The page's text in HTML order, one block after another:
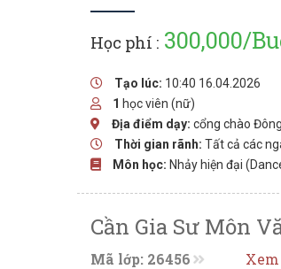
Học phí : 300,000/
Tạo lúc: 10:40 16.04.2026
1 học viên (nữ)
Địa điểm dạy: cổng chào
Thời gian rãnh: Tất cả các
Môn học: Nhảy hiện đại
Cần Gia Sư Môn
Mã lớp: 26456